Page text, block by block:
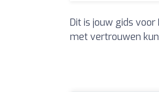
Dit is jouw gids voor
met vertrouwen